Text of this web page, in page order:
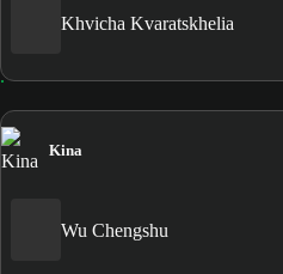
Khvicha Kvaratskhelia
Kina
Wu Chengshu